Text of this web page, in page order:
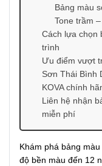
Bảng màu
Tone trầm
Cách lựa chọn
trình
Ưu điểm vượt
Sơn Thái Bình
KOVA chính
Liên hệ nhận
miễn phí
Khám phá bảng
độ bền màu đến 12